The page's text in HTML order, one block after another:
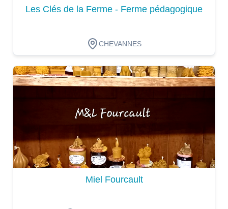
Les Clés de la Ferme - Ferme pédagogique
CHEVANNES
Dégustation
Miel Fourcault